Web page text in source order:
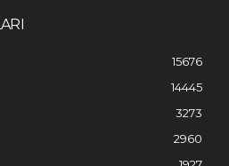
15676
14445
3273
2960